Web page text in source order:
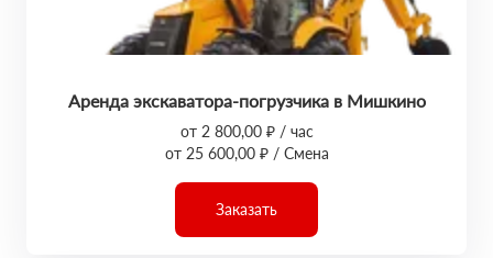
Аренда экскаватора-погрузчика в Мишкино
от 2 800,00 ₽ / час
от 25 600,00 ₽ / Смена
Заказать